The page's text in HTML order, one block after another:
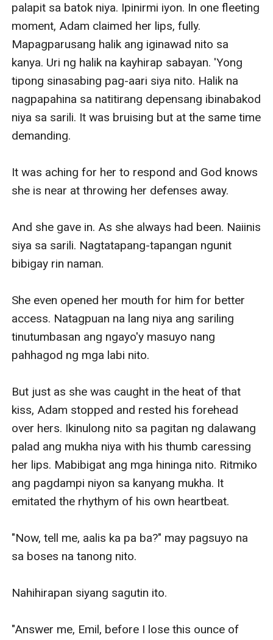
palapit sa batok niya. Ipinirmi iyon. In one fleeting
moment, Adam claimed her lips, fully.
Mapagparusang halik ang iginawad nito sa
kanya. Uri ng halik na kayhirap sabayan. 'Yong
tipong sinasabing pag-aari siya nito. Halik na
nagpapahina sa natitirang depensang ibinabakod
niya sa sarili. It was bruising but at the same time
demanding.
It was aching for her to respond and God knows
she is near at throwing her defenses away.
And she gave in. As she always had been. Naiinis
siya sa sarili. Nagtatapang-tapangan ngunit
bibigay rin naman.
She even opened her mouth for him for better
access. Natagpuan na lang niya ang sariling
tinutumbasan ang ngayo'y masuyo nang
pahhagod ng mga labi nito.
But just as she was caught in the heat of that
kiss, Adam stopped and rested his forehead
over hers. Ikinulong nito sa pagitan ng dalawang
palad ang mukha niya with his thumb caressing
her lips. Mabibigat ang mga hininga nito. Ritmiko
ang pagdampi niyon sa kanyang mukha. It
emitated the rhythym of his own heartbeat.
"Now, tell me, aalis ka pa ba?" may pagsuyo na
sa boses na tanong nito.
Nahihirapan siyang sagutin ito.
"Answer me, Emil, before I lose this ounce of